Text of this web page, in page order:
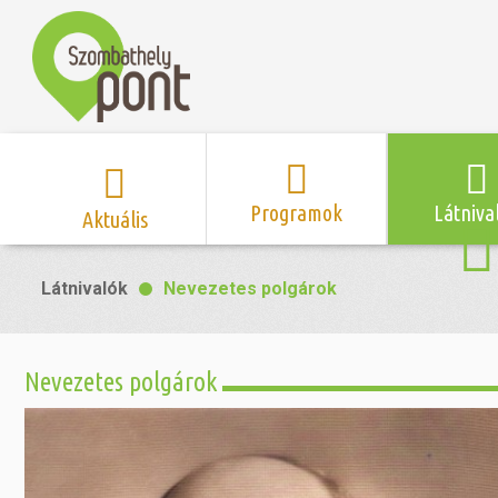
Aktuális Programok
Program naptár
Szent Márton
Mozi
Színház/Tánc
Szent
Hírek
Sport és
Látnivalók Nevezetes polgárok
Nevezetes polgárok